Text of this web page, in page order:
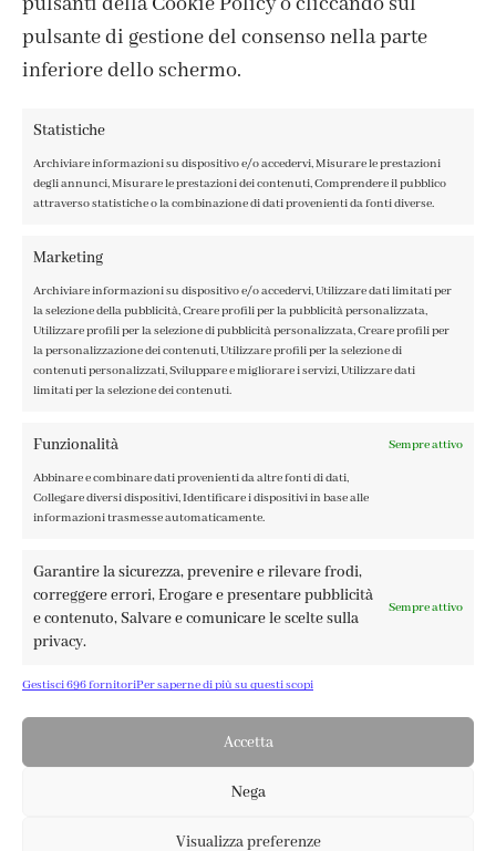
pulsante di gestione del consenso nella parte
inferiore dello schermo.
Statistiche
Archiviare informazioni su dispositivo e/o accedervi, Misurare le prestazioni
degli annunci, Misurare le prestazioni dei contenuti, Comprendere il pubblico
attraverso statistiche o la combinazione di dati provenienti da fonti diverse.
Marketing
Archiviare informazioni su dispositivo e/o accedervi, Utilizzare dati limitati per
la selezione della pubblicità, Creare profili per la pubblicità personalizzata,
Utilizzare profili per la selezione di pubblicità personalizzata, Creare profili per
la personalizzazione dei contenuti, Utilizzare profili per la selezione di
contenuti personalizzati, Sviluppare e migliorare i servizi, Utilizzare dati
limitati per la selezione dei contenuti.
Funzionalità Sempre attivo
Abbinare e combinare dati provenienti da altre fonti di dati,
Collegare diversi dispositivi, Identificare i dispositivi in base alle
informazioni trasmesse automaticamente.
Garantire la sicurezza, prevenire e rilevare frodi,
correggere errori, Erogare e presentare pubblicità
e contenuto, Salvare e comunicare le scelte sulla
privacy.
Sempre attivo
Gestisci 696 fornitoriPer saperne di più su questi scopi
Accetta
Nega
Visualizza preferenze
CONTATTI
COOKIE POLICY
PRIVACY POLICY
TERMINI E CONDIZIONI
FABBRICA DEL COLORE, VIA TAGLIAMENTO 13, 23900 LECCO
– ©ABRALUX SRL P.IVA 01504540137 | DESIGN BY